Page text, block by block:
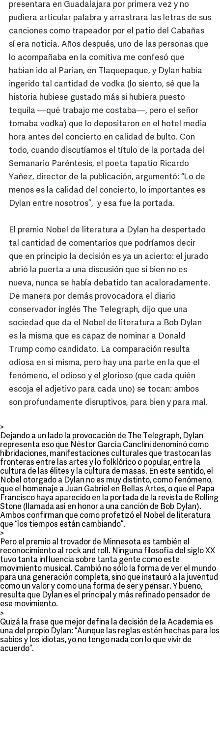
presentara en Guadalajara por primera vez y no
pudiera articular palabra y arrastrara las letras de sus
canciones como trapeador por el patio del Cabañas
sí era noticia. Años después, uno de las personas que
lo acompañaba en la comitiva me confesó que
habían ido al Parian, en Tlaquepaque, y Dylan había
ingerido tal cantidad de vodka (lo siento, sé que la
historia hubiese gustado más si hubiera puesto
tequila —qué trabajo me costaba—, pero el señor
tomaba vodka) que lo depositaron en el hotel media
hora antes del concierto en calidad de bulto. Con
todo, cuando discutíamos el título de la portada del
Semanario Paréntesis, el poeta tapatío Ricardo
Yañez, director de la publicación, argumentó: “Lo de
menos es la calidad del concierto, lo importantes es
Dylan entre nosotros”, y esa fue la portada.
El premio Nobel de literatura a Dylan ha despertado
tal cantidad de comentarios que podríamos decir
que en principio la decisión es ya un acierto: el jurado
abrió la puerta a una discusión que si bien no es
nueva, nunca se había debatido tan acaloradamente.
De manera por demás provocadora el diario
conservador inglés The Telegraph, dijo que una
sociedad que da el Nobel de literatura a Bob Dylan
es la misma que es capaz de nominar a Donald
Trump como candidato. La comparación resulta
odiosa en sí misma, pero hay una parte en la que el
fenómeno, el odioso y el glorioso (que cada quién
escoja el adjetivo para cada uno) se tocan: ambos
son profundamente disruptivos, para bien y para mal.
>
Dejando a un lado la provocación de The Telegraph, Dylan
representa eso que Néstor García Canclini denominó como
hibridaciones, manifestaciones culturales que trastocan las
fronteras entre las artes y lo folklórico o popular, entre la
cultura de las élites y la cultura de masas. En este sentido, el
Nobel otorgado a Dylan no es muy distinto, como fenómeno,
que el homenaje a Juan Gabriel en Bellas Artes, o que el Papa
Francisco haya aparecido en la portada de la revista de Rolling
Stone (llamada así en honor a una canción de Bob Dylan).
Ambos confirman que como profetizó el Nobel de literatura
que “los tiempos están cambiando”.
>
Pero el premio al trovador de Minnesota es también el
reconocimiento al rock and roll. Ninguna filosofía del siglo XX
tuvo tanta influencia sobre tanta gente como este
movimiento musical. Cambió no sólo la forma de ver el mundo
para una generación completa, sino que instauró a la juventud
como un valor y como una forma de ser y pensar. Y bueno,
resulta que Dylan es el principal y más refinado pensador de
ese movimiento.
>
Quizá la frase que mejor defina la decisión de la Academia es
una del propio Dylan: “Aunque las reglas estén hechas para los
sabios y los idiotas, yo no tengo nada con lo que vivir de
acuerdo”.